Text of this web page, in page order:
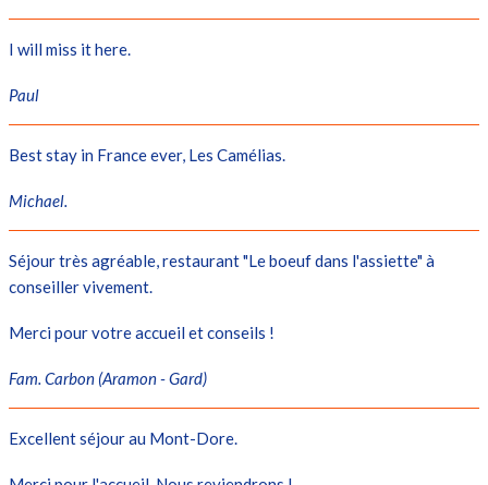
I will miss it here.
Paul
Best stay in France ever, Les Camélias.
Michael.
Séjour très agréable, restaurant "Le boeuf dans l'assiette" à
conseiller vivement.
Merci pour votre accueil et conseils !
Fam. Carbon (Aramon - Gard)
Excellent séjour au Mont-Dore.